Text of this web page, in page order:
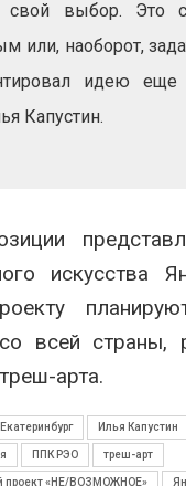
свой выбор. Это
или, наоборот,
идею еще
Капустин.
искусства
всей страны,
арта.
Екатеринбург Илья Капустин
ППК РЭО треш-арт
проект «НЕ/ВОЗМОЖНОЕ»